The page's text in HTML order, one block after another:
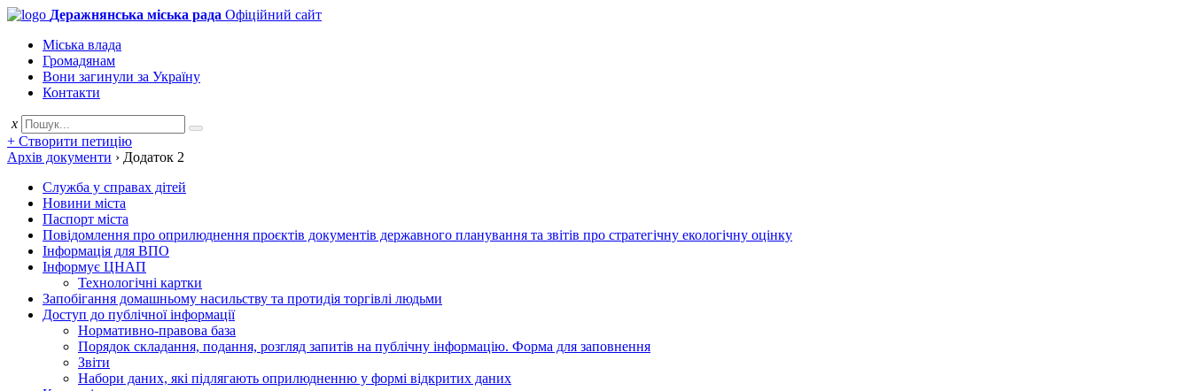
Деражнянська міська рада Офіційний сайт
Міська влада
Громадянам
Вони загинули за Україну
Контакти
x
+ Створити петицію
Архів документи › Додаток 2
Служба у справах дітей
Новини міста
Паспорт міста
Повідомлення про оприлюднення проєктів документів державного планування та звітів про стратегічну екологічну оцінку
Інформація для ВПО
Інформує ЦНАП
Технологічні картки
Запобігання домашньому насильству та протидія торгівлі людьми
Доступ до публічної інформації
Нормативно-правова база
Порядок складання, подання, розгляд запитів на публічну інформацію. Форма для заповнення
Звіти
Набори даних, які підлягають оприлюдненню у формі відкритих даних